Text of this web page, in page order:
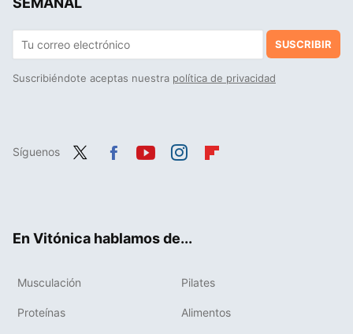
SUSCRIBIR
Suscribiéndote aceptas nuestra política de privacidad
Síguenos
En Vitónica hablamos de...
Musculación Pilates
Proteínas Alimentos